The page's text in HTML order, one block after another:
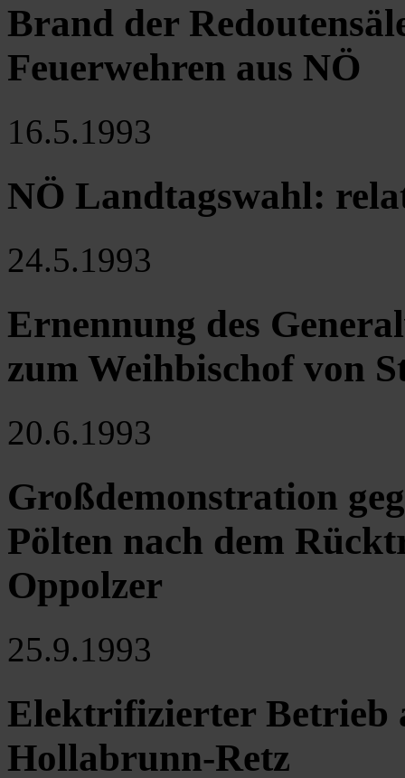
Brand der
Feuerwehren aus NÖ
16.5.1993
NÖ Landtagswahl:
24.5.1993
Ernennung des
zum Weihbischof von
20.6.1993
Großdemonstration
Pölten nach dem
Oppolzer
25.9.1993
Elektrifizierter Betrieb
Hollabrunn-Retz